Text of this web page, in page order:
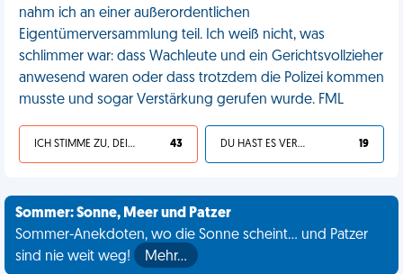
nahm ich an einer außerordentlichen
Eigentümerversammlung teil. Ich weiß nicht, was
schlimmer war: dass Wachleute und ein Gerichtsvollzieher
anwesend waren oder dass trotzdem die Polizei kommen
musste und sogar Verstärkung gerufen wurde. FML
ICH STIMME ZU, DEIN LEBEN IST SCHEISSE 43 DU HAST ES VERDIENT 19
Sommer: Sonne, Meer und Patzer
Sommer-Anekdoten, wo die Sonne scheint... und Patzer
sind nie weit weg!
Mehr…